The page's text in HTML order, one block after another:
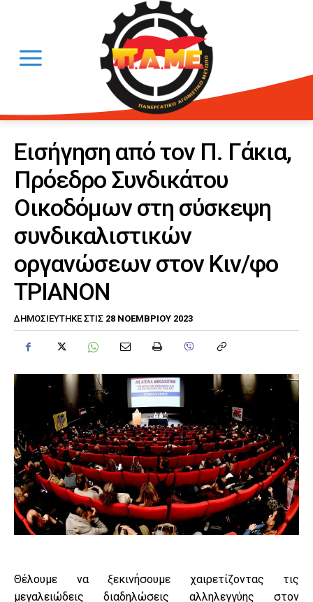
Εισήγηση από τον Π. Γάκια,
Πρόεδρο Συνδικάτου
Οικοδόμων στη σύσκεψη
συνδικαλιστικών
οργανώσεων στον Κιν/φο
ΤΡΙΑΝΟΝ
ΔΗΜΟΣΙΕΎΤΗΚΕ ΣΤΙΣ 28 ΝΟΕΜΒΡΊΟΥ 2023
Θέλουμε να ξεκινήσουμε χαιρετίζοντας τις
μεγαλειώδεις διαδηλώσεις αλληλεγγύης στον